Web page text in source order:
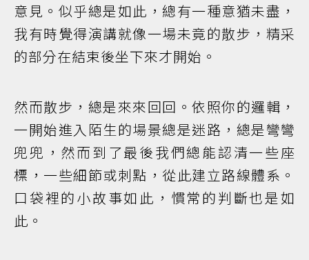
意見。似乎總是如此，總有一種意猶未盡，
我有時覺得演講就像一場未竟的散步，精采
的部分在結束後坐下來才開始。
然而散步，總是來來回回。依照你的邏輯，
一開始進入陌生的場景總是迷路，總是彎彎
兜兜，然而到了最後我們總能認清一些座
標，一些細節或刺點，從此建立路線體系。
口袋裡的小故事如此，慣常的判斷也是如
此。